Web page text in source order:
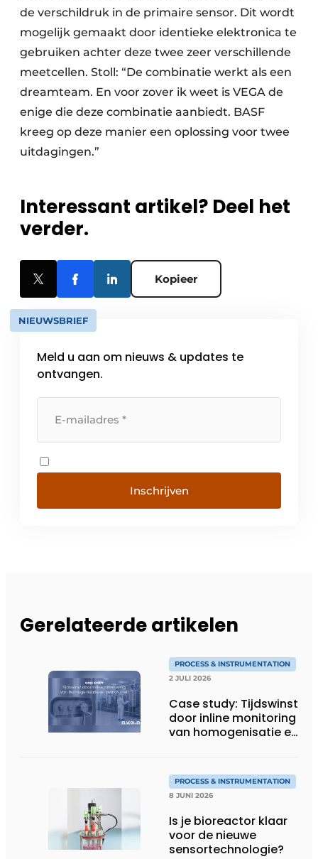
de verschildruk in de primaire sensor. Dit wordt
mogelijk gemaakt door identieke elektronica te
gebruiken achter deze twee zeer verschillende
meetcellen. Stoll: “De combinatie werkt als een
dreamteam. En voor zover ik weet is VEGA de
enige die deze combinatie aanbiedt. BASF
kreeg op deze manier een oplossing voor twee
uitdagingen.”
Interessant artikel? Deel het
verder.
Kopieer
NIEUWSBRIEF
Meld u aan om nieuws & updates te
ontvangen.
Inschrijven
Gerelateerde artikelen
PROCESS & INSTRUMENTATION
2 JULI 2026
Case study: Tijdswinst
door inline monitoring
van homogenisatie en
PROCESS & INSTRUMENTATION
8 JUNI 2026
Is je bioreactor klaar
voor de nieuwe
sensortechnologie?